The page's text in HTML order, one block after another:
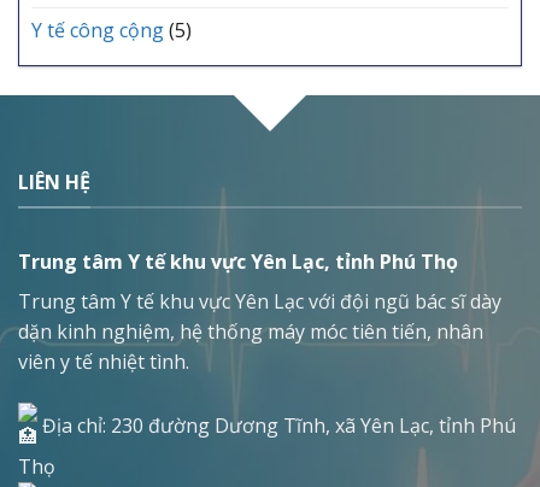
Y tế công cộng(5)
LIÊN HỆ
Trung tâm Y tế khu vực Yên Lạc, tỉnh Phú Thọ
Trung tâm Y tế khu vực Yên Lạc với đội ngũ bác sĩ dày
dặn kinh nghiệm, hệ thống máy móc tiên tiến, nhân
viên y tế nhiệt tình.
Địa chỉ: 230 đường Dương Tĩnh, xã Yên Lạc, tỉnh Phú
Thọ